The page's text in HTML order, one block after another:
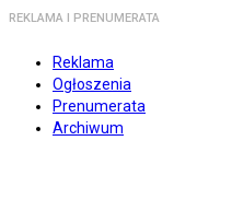
REKLAMA I PRENUMERATA
Reklama
Ogłoszenia
Prenumerata
Archiwum